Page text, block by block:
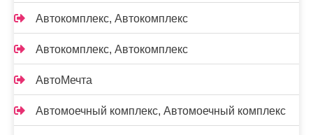
Автокомплекс, Автокомплекс
Автокомплекс, Автокомплекс
АвтоМечта
Автомоечный комплекс, Автомоечный комплекс